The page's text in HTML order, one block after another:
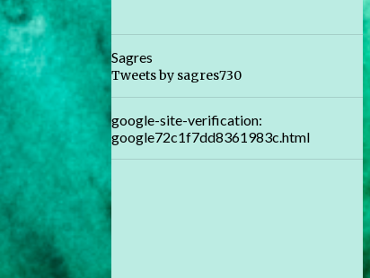
Sagres
Tweets by sagres730
google-site-verification:
google72c1f7dd8361983c.html